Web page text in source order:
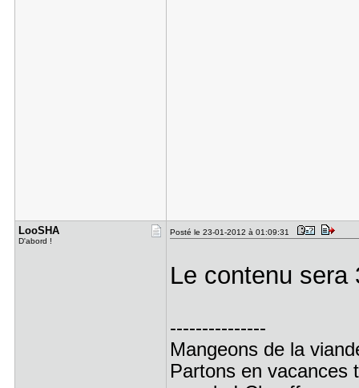
LooSHA
D'abord !
Posté le 23-01-2012 à 01:09:31
Le contenu
---------------
Mangeons de la
Partons en vacances